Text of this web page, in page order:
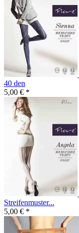
40 den
5,00 € *
Streifenmuster...
5,00 € *